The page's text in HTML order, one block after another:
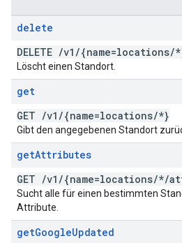
delete
DELETE /v1 /{name=locations/
Löscht einen Standort.
get
GET /v1 /{name=locations/*}
Gibt den angegebenen Standort
getAttributes
GET /v1 /{name=locations/*/
Sucht alle für einen bestimmten
Attribute.
getGoogleUpdated